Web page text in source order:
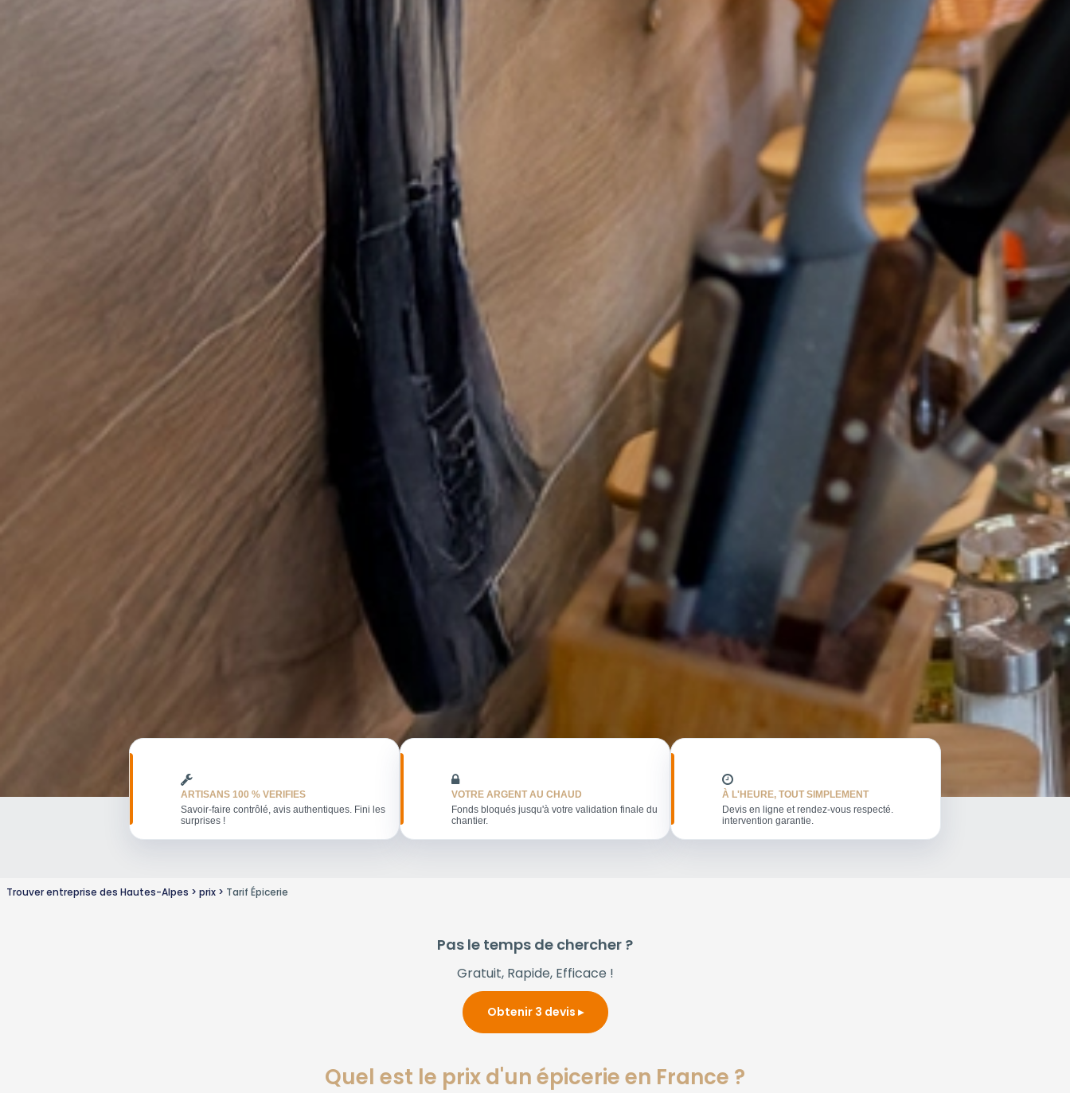
ARTISANS 100 % VERIFIES
Savoir-faire contrôlé, avis authentiques. Fini les
surprises !
VOTRE ARGENT AU CHAUD
Fonds bloqués jusqu'à votre validation finale du
chantier.
À L'HEURE, TOUT SIMPLEMENT
Devis en ligne et rendez-vous respecté.
intervention garantie.
Trouver entreprise des Hautes-Alpes prix Tarif Épicerie
Pas le temps de chercher ?
Gratuit, Rapide, Efficace !
Obtenir 3 devis
Quel est le prix d'un épicerie en France ?